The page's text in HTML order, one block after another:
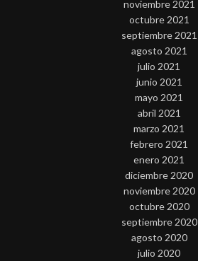
noviembre 2021
octubre 2021
septiembre 2021
agosto 2021
julio 2021
junio 2021
mayo 2021
abril 2021
marzo 2021
febrero 2021
enero 2021
diciembre 2020
noviembre 2020
octubre 2020
septiembre 2020
agosto 2020
julio 2020